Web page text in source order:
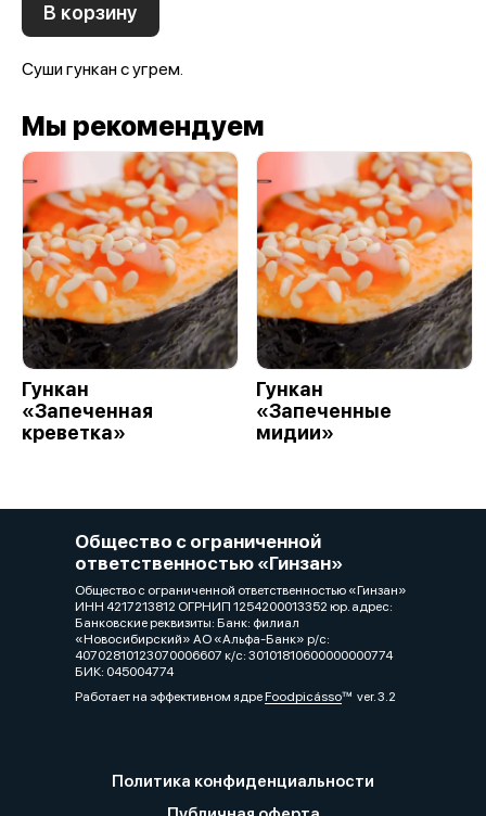
В корзину
Суши гункан с угрем.
Мы рекомендуем
Гункан
«Запеченная
креветка»
Гункан
«Запеченные
мидии»
Общество с ограниченной
ответственностью «Гинзан»
Общество с ограниченной ответственностью «Гинзан»
ИНН 4217213812 ОГРНИП 1254200013352 юр. адрес:
Банковские реквизиты: Банк: филиал
«Новосибирский» АО «Альфа-Банк» р/с:
40702810123070006607 к/с: 30101810600000000774
БИК: 045004774
Работает на эффективном ядреFoodpicássover. 3.2
Политика конфиденциальности